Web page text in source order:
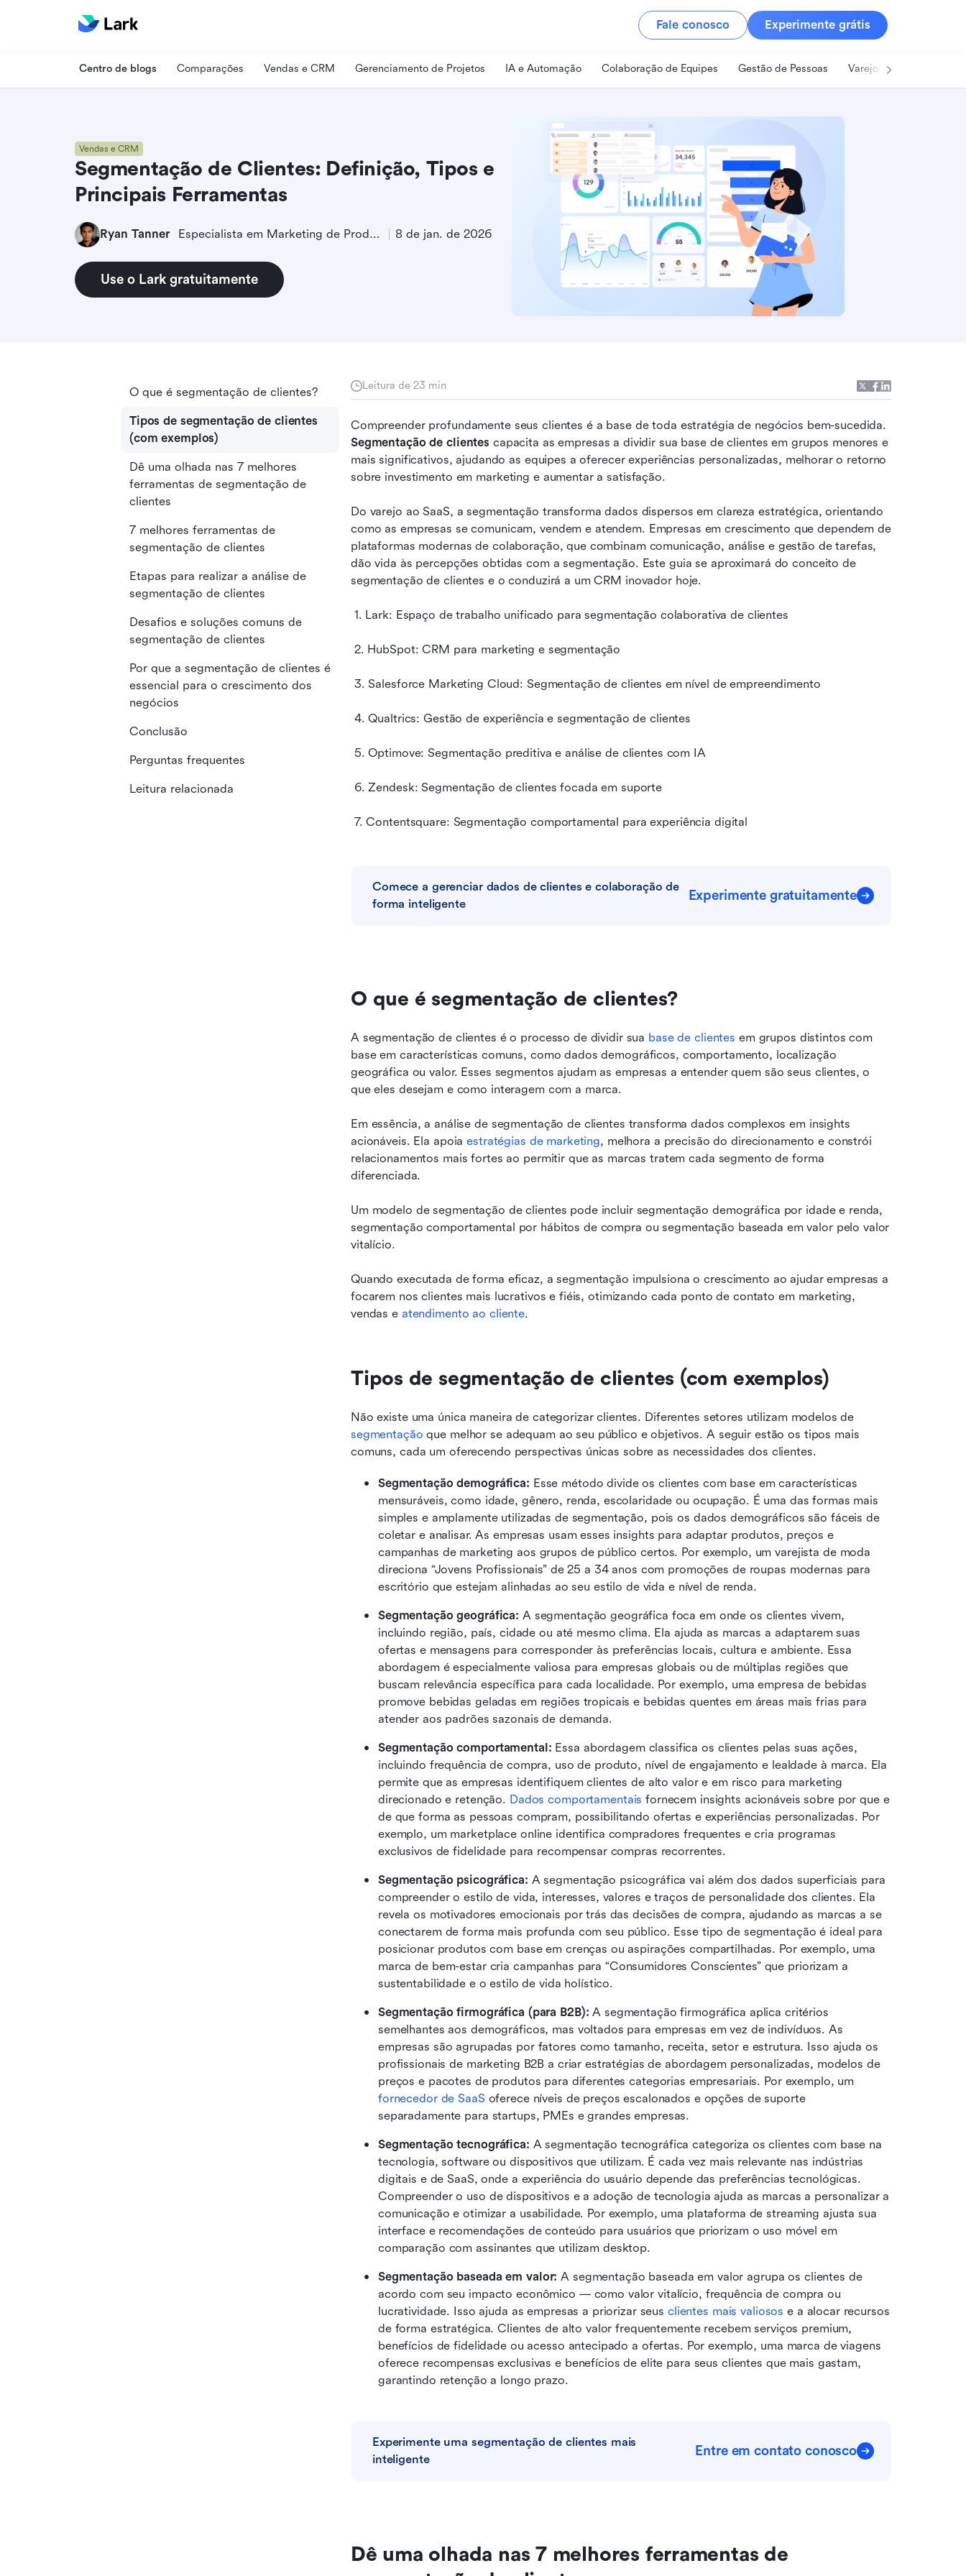
Fale conosco Experimente grátis
Centro de blogs Comparações Vendas e CRM Gerenciamento de Projetos IA e Automação Colaboração de Equipes Gestão de Pessoas Varejo
Vendas e CRM
Segmentação de Clientes: Definição, Tipos e
Principais Ferramentas
Ryan Tanner Especialista em Marketing de Produto 8 de jan. de 2026
Use o Lark gratuitamente
Leitura de 23 min
Segmentação de clientes capacita as empresas a dividir sua base de clientes em grupos menores e
mais significativos, ajudando as equipes a oferecer experiências personalizadas, melhorar o retorno
sobre investimento em marketing e aumentar a satisfação.
Do varejo ao SaaS, a segmentação transforma dados dispersos em clareza estratégica, orientando
como as empresas se comunicam, vendem e atendem. Empresas em crescimento que dependem de
plataformas modernas de colaboração, que combinam comunicação, análise e gestão de tarefas,
dão vida às percepções obtidas com a segmentação. Este guia se aproximará do conceito de
segmentação de clientes e o conduzirá a um CRM inovador hoje.
1. Lark: Espaço de trabalho unificado para segmentação colaborativa de clientes
2. HubSpot: CRM para marketing e segmentação
3. Salesforce Marketing Cloud: Segmentação de clientes em nível de empreendimento
4. Qualtrics: Gestão de experiência e segmentação de clientes
5. Optimove: Segmentação preditiva e análise de clientes com IA
6. Zendesk: Segmentação de clientes focada em suporte
7. Contentsquare: Segmentação comportamental para experiência digital
Comece a gerenciar dados de clientes e colaboração de
forma inteligente
Experimente gratuitamente
O que é segmentação de clientes?
A segmentação de clientes é o processo de dividir sua base de clientes em grupos distintos com
base em características comuns, como dados demográficos, comportamento, localização
geográfica ou valor. Esses segmentos ajudam as empresas a entender quem são seus clientes, o
que eles desejam e como interagem com a marca.
Em essência, a análise de segmentação de clientes transforma dados complexos em insights
acionáveis. Ela apoia estratégias de marketing, melhora a precisão do direcionamento e constrói
relacionamentos mais fortes ao permitir que as marcas tratem cada segmento de forma
diferenciada.
Um modelo de segmentação de clientes pode incluir segmentação demográfica por idade e renda,
segmentação comportamental por hábitos de compra ou segmentação baseada em valor pelo valor
vitalício.
Quando executada de forma eficaz, a segmentação impulsiona o crescimento ao ajudar empresas a
focarem nos clientes mais lucrativos e fiéis, otimizando cada ponto de contato em marketing,
vendas e atendimento ao cliente.
Tipos de segmentação de clientes (com exemplos)
segmentação que melhor se adequam ao seu público e objetivos. A seguir estão os tipos mais
comuns, cada um oferecendo perspectivas únicas sobre as necessidades dos clientes.
Segmentação demográfica: Esse método divide os clientes com base em características
mensuráveis, como idade, gênero, renda, escolaridade ou ocupação. É uma das formas mais
simples e amplamente utilizadas de segmentação, pois os dados demográficos são fáceis de
coletar e analisar. As empresas usam esses insights para adaptar produtos, preços e
campanhas de marketing aos grupos de público certos. Por exemplo, um varejista de moda
direciona “Jovens Profissionais” de 25 a 34 anos com promoções de roupas modernas para
escritório que estejam alinhadas ao seu estilo de vida e nível de renda.
Segmentação geográfica: A segmentação geográfica foca em onde os clientes vivem,
incluindo região, país, cidade ou até mesmo clima. Ela ajuda as marcas a adaptarem suas
ofertas e mensagens para corresponder às preferências locais, cultura e ambiente. Essa
abordagem é especialmente valiosa para empresas globais ou de múltiplas regiões que
buscam relevância específica para cada localidade. Por exemplo, uma empresa de bebidas
promove bebidas geladas em regiões tropicais e bebidas quentes em áreas mais frias para
atender aos padrões sazonais de demanda.
Segmentação comportamental: Essa abordagem classifica os clientes pelas suas ações,
incluindo frequência de compra, uso de produto, nível de engajamento e lealdade à marca. Ela
permite que as empresas identifiquem clientes de alto valor e em risco para marketing
direcionado e retenção. Dados comportamentais fornecem insights acionáveis sobre por que e
de que forma as pessoas compram, possibilitando ofertas e experiências personalizadas. Por
exemplo, um marketplace online identifica compradores frequentes e cria programas
exclusivos de fidelidade para recompensar compras recorrentes.
Segmentação psicográfica: A segmentação psicográfica vai além dos dados superficiais para
compreender o estilo de vida, interesses, valores e traços de personalidade dos clientes. Ela
revela os motivadores emocionais por trás das decisões de compra, ajudando as marcas a se
conectarem de forma mais profunda com seu público. Esse tipo de segmentação é ideal para
posicionar produtos com base em crenças ou aspirações compartilhadas. Por exemplo, uma
marca de bem-estar cria campanhas para “Consumidores Conscientes” que priorizam a
sustentabilidade e o estilo de vida holístico.
Segmentação firmográfica (para B2B): A segmentação firmográfica aplica critérios
semelhantes aos demográficos, mas voltados para empresas em vez de indivíduos. As
empresas são agrupadas por fatores como tamanho, receita, setor e estrutura. Isso ajuda os
profissionais de marketing B2B a criar estratégias de abordagem personalizadas, modelos de
fornecedor de SaaS oferece níveis de preços escalonados e opções de suporte
separadamente para startups, PMEs e grandes empresas.
Segmentação tecnográfica: A segmentação tecnográfica categoriza os clientes com base na
tecnologia, software ou dispositivos que utilizam. É cada vez mais relevante nas indústrias
digitais e de SaaS, onde a experiência do usuário depende das preferências tecnológicas.
Compreender o uso de dispositivos e a adoção de tecnologia ajuda as marcas a personalizar a
comunicação e otimizar a usabilidade. Por exemplo, uma plataforma de streaming ajusta sua
interface e recomendações de conteúdo para usuários que priorizam o uso móvel em
comparação com assinantes que utilizam desktop.
Segmentação baseada em valor: A segmentação baseada em valor agrupa os clientes de
acordo com seu impacto econômico — como valor vitalício, frequência de compra ou
lucratividade. Isso ajuda as empresas a priorizar seus clientes mais valiosos e a alocar recursos
de forma estratégica. Clientes de alto valor frequentemente recebem serviços premium,
benefícios de fidelidade ou acesso antecipado a ofertas. Por exemplo, uma marca de viagens
oferece recompensas exclusivas e benefícios de elite para seus clientes que mais gastam,
garantindo retenção a longo prazo.
Experimente uma segmentação de clientes mais
inteligente
Entre em contato conosco
Dê uma olhada nas 7 melhores ferramentas de
O que é segmentação de clientes?
Tipos de segmentação de clientes
(com exemplos)
Dê uma olhada nas 7 melhores
ferramentas de segmentação de
clientes
7 melhores ferramentas de
segmentação de clientes
Etapas para realizar a análise de
segmentação de clientes
Desafios e soluções comuns de
segmentação de clientes
Por que a segmentação de clientes é
essencial para o crescimento dos
negócios
Conclusão
Perguntas frequentes
Leitura relacionada